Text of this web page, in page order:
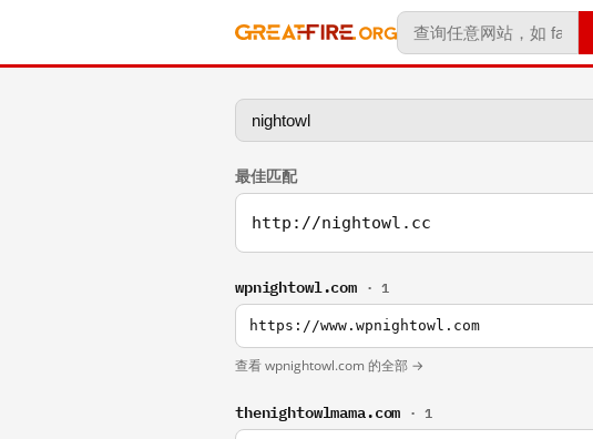
最佳匹配
http://nightowl.cc
wpnightowl.com · 1
https://www.wpnightowl.com
查看 wpnightowl.com 的全部 →
thenightowlmama.com · 1